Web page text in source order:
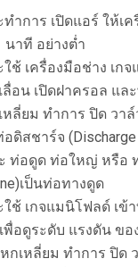
ทำการ เปิดแอร์ ให้เ
าที อย่างต่ำ
ใช้ เครื่องมือช่าง เก
ลื่อน เปิดฝาครอล แล
หลี่ยม ทำการ ปิด วา
อดิสชาร์จ
ท่อดูด ท่อใหญ่ หรือ
เป็นท่อทางดูด
ใช้ เกจแมนิโฟลด์ เข้
อดูระดับ แรงดัน ขอ
กเหลี่ยม ทำการ ปิด